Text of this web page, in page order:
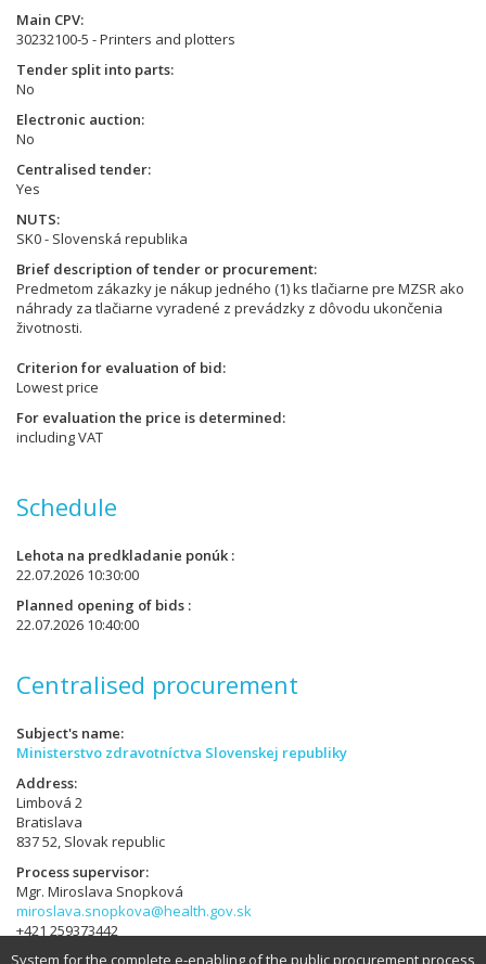
Main CPV
30232100-5 - Printers and plotters
Tender split into parts
No
Electronic auction
No
Centralised tender
Yes
NUTS
SK0 - Slovenská republika
Brief description of tender or procurement
Predmetom zákazky je nákup jedného (1) ks tlačiarne pre MZSR ako
náhrady za tlačiarne vyradené z prevádzky z dôvodu ukončenia
životnosti.
Criterion for evaluation of bid
Lowest price
For evaluation the price is determined
including VAT
Schedule
Lehota na predkladanie ponúk
22.07.2026 10:30:00
Planned opening of bids
22.07.2026 10:40:00
Centralised procurement
Subject's name
Ministerstvo zdravotníctva Slovenskej republiky
Address
Limbová 2
Bratislava
837 52, Slovak republic
Process supervisor
Mgr. Miroslava Snopková
miroslava.snopkova@health.gov.sk
+421 259373442
System for the complete e-enabling of the public procurement process